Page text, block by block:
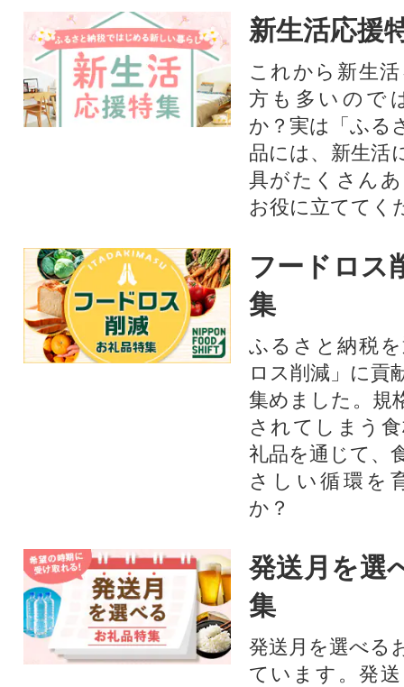
新生活応援
これから新生
方も多いので
か？実は「ふる
品には、新生活
具がたくさん
お役に立ててく
フードロス
集
ふるさと納税
ロス削減」に貢
集めました。規
されてしまう
礼品を通じて、
さしい循環を
か？​
発送月を選
集
発送月を選べる
ています。発